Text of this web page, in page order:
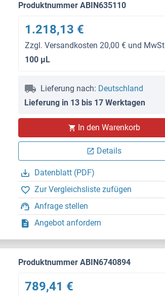
Produktnummer ABIN635110
1.218,13 €
Zzgl. Versandkosten 20,00 € und MwSt
100 μL
Lieferung nach: Deutschland
Lieferung in 13 bis 17 Werktagen
In den Warenkorb
Details
Datenblatt (PDF)
Zur Vergleichsliste zufügen
Anfrage stellen
Angebot anfordern
Produktnummer ABIN6740894
789,41 €